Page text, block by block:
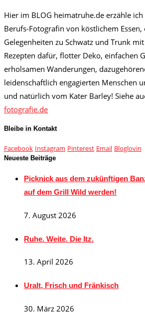
Hier im BLOG heimatruhe.de erzähle
Berufs-Fotografin von köstlichem Essen,
Gelegenheiten zu Schwatz und Trunk
Rezepten dafür, flotter Deko, einfachen
erholsamen Wanderungen,
leidenschaftlich engagierten Menschen
und natürlich vom Kater Barley! Siehe
fotografie.de
Bleibe in Kontakt
Facebook Instagram Pinterest Email Bloglovin
Neueste Beiträge
Picknick aus dem zukünftigen
auf dem Grill Wild werden!
7. August 2026
Ruhe. Weite. Die Itz.
13. April 2026
Uralt, Frisch und Fränkisch
30. März 2026